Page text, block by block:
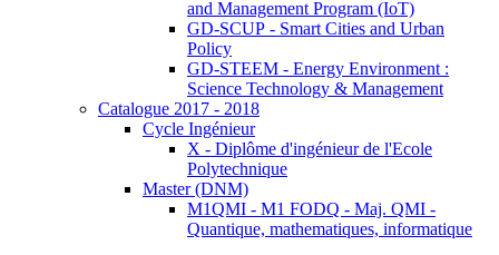
and Management Program (IoT)
GD-SCUP - Smart Cities and Urban
Policy
GD-STEEM - Energy Environment :
Science Technology & Management
Catalogue 2017 - 2018
Cycle Ingénieur
X - Diplôme d'ingénieur de l'Ecole
Polytechnique
Master (DNM)
M1QMI - M1 FODQ - Maj. QMI -
Quantique, mathematiques, informatique